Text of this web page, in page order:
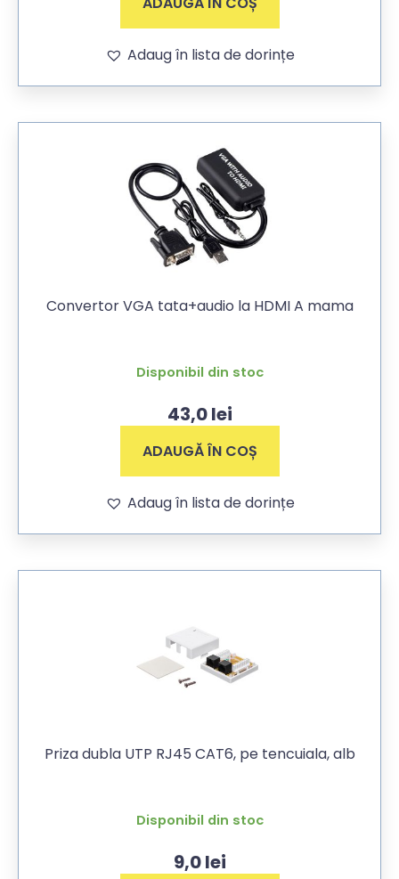
Adaug în lista de dorințe
Convertor VGA tata+audio la HDMI A mama
Disponibil din stoc
43,0lei
ADAUGĂ ÎN COȘ
Adaug în lista de dorințe
Priza dubla UTP RJ45 CAT6, pe tencuiala, alb
Disponibil din stoc
9,0lei